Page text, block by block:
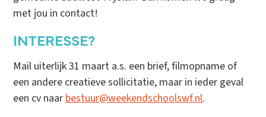
met jou in contact!
INTERESSE?
Mail uiterlijk 31 maart a.s. een brief, filmopname of
een andere creatieve sollicitatie, maar in ieder geval
een cv naarbestuur@weekendschoolswf.nl.